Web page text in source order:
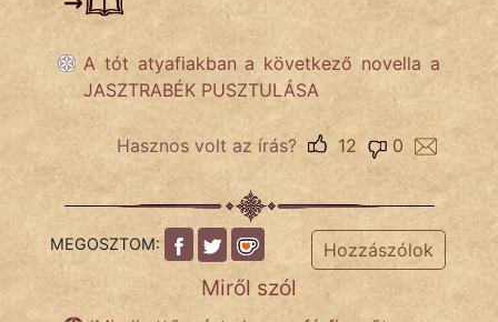
A tót atyafiakban a következő novella a
JASZTRABÉK PUSZTULÁSA
Hasznos volt az írás? 0
12
MEGOSZTOM: Hozzászólok
Miről szól